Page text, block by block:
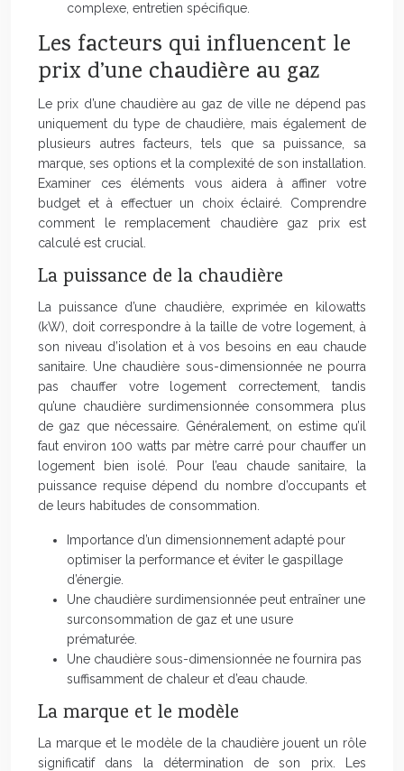
complexe, entretien spécifique.
Les facteurs qui influencent le
prix d’une chaudière au gaz
Le prix d’une chaudière au gaz de ville ne dépend pas
uniquement du type de chaudière, mais également de
plusieurs autres facteurs, tels que sa puissance, sa
marque, ses options et la complexité de son installation.
Examiner ces éléments vous aidera à affiner votre
budget et à effectuer un choix éclairé. Comprendre
comment le remplacement chaudière gaz prix est
calculé est crucial.
La puissance de la chaudière
La puissance d’une chaudière, exprimée en kilowatts
(kW), doit correspondre à la taille de votre logement, à
son niveau d’isolation et à vos besoins en eau chaude
sanitaire. Une chaudière sous-dimensionnée ne pourra
pas chauffer votre logement correctement, tandis
qu’une chaudière surdimensionnée consommera plus
de gaz que nécessaire. Généralement, on estime qu’il
faut environ 100 watts par mètre carré pour chauffer un
logement bien isolé. Pour l’eau chaude sanitaire, la
puissance requise dépend du nombre d’occupants et
de leurs habitudes de consommation.
Importance d’un dimensionnement adapté pour
optimiser la performance et éviter le gaspillage
d’énergie.
Une chaudière surdimensionnée peut entraîner une
surconsommation de gaz et une usure
prématurée.
Une chaudière sous-dimensionnée ne fournira pas
suffisamment de chaleur et d’eau chaude.
La marque et le modèle
La marque et le modèle de la chaudière jouent un rôle
significatif dans la détermination de son prix. Les